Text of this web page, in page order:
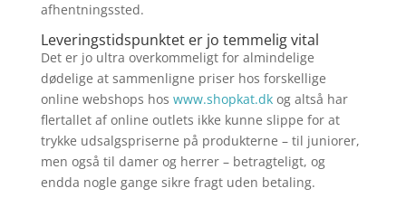
afhentningssted.
Leveringstidspunktet er jo temmelig vital
Det er jo ultra overkommeligt for almindelige
dødelige at sammenligne priser hos forskellige
online webshops hos www.shopkat.dkog altså har
flertallet af online outlets ikke kunne slippe for at
trykke udsalgspriserne på produkterne – til juniorer,
men også til damer og herrer – betragteligt, og
endda nogle gange sikre fragt uden betaling.